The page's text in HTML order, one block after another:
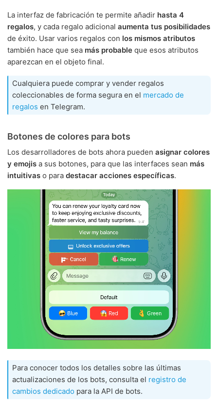
La interfaz de fabricación te permite añadir hasta 4
regalos, y cada regalo adicional aumenta tus posibilidades
de éxito. Usar varios regalos con los mismos atributos
también hace que sea más probable que esos atributos
aparezcan en el objeto final.
Cualquiera puede comprar y vender regalos
coleccionables de forma segura en el mercado de
regalos en Telegram.
Botones de colores para bots
Los desarrolladores de bots ahora pueden asignar colores
y emojis a sus botones, para que las interfaces sean más
intuitivas o para destacar acciones específicas.
Para conocer todos los detalles sobre las últimas
actualizaciones de los bots, consulta el registro de
cambios dedicado para la API de bots.